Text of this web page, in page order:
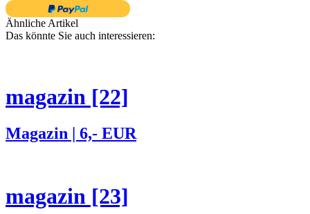
Ähnliche Artikel
Das könnte Sie auch interessieren:
magazin [22]
Magazin | 6,- EUR
magazin [23]